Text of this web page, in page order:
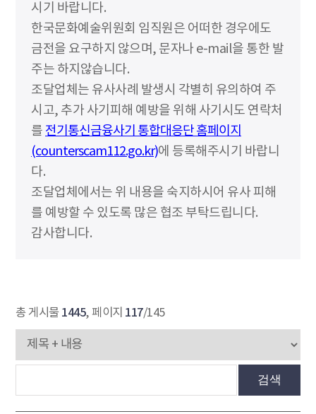
시기 바랍니다.
한국문화예술위원회 임직원은 어떠한 경우에도
금전을 요구하지 않으며, 문자나 e-mail을 통한 발
주는 하지않습니다.
조달업체는 유사사례 발생시 각별히 유의하여 주
시고, 추가 사기피해 예방을 위해 사기시도 연락처
를 전기통신금융사기 통합대응단 홈페이지
(counterscam112.go.kr)에 등록해주시기 바랍니
다.
조달업체에서는 위 내용을 숙지하시어 유사 피해
를 예방할 수 있도록 많은 협조 부탁드립니다.
감사합니다.
총 게시물 1445, 페이지 117/145
검색